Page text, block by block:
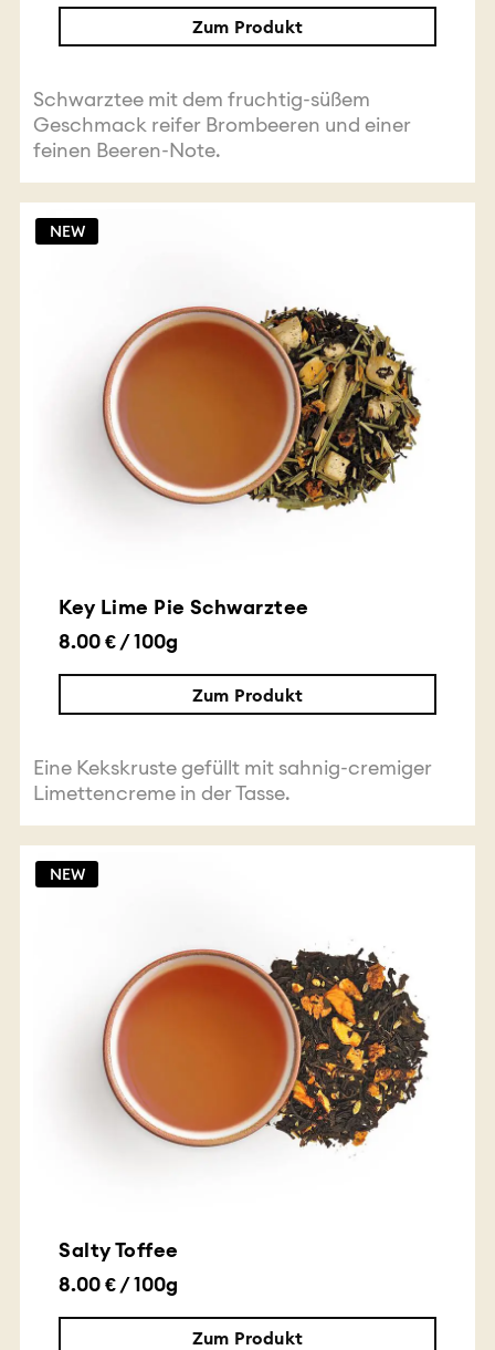
Zum Produkt
Schwarztee mit dem fruchtig-süßem
Geschmack reifer Brombeeren und einer
feinen Beeren-Note.
NEW
Key Lime Pie Schwarztee
8.00 € / 100g
Zum Produkt
Eine Kekskruste gefüllt mit sahnig-cremiger
Limettencreme in der Tasse.
NEW
Salty Toffee
8.00 € / 100g
Zum Produkt